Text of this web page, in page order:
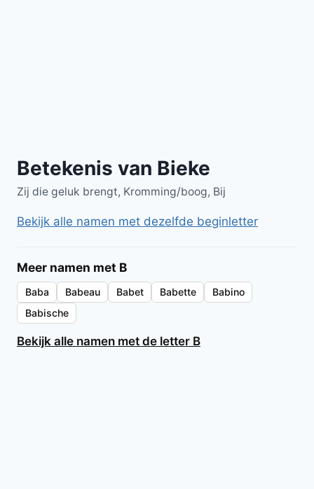
Betekenis van Bieke
Zij die geluk brengt, Kromming/boog, Bij
Bekijk alle namen met dezelfde beginletter
Meer namen met B
Baba Babeau Babet Babette
Babino
Babische
Bekijk alle namen met de letter B